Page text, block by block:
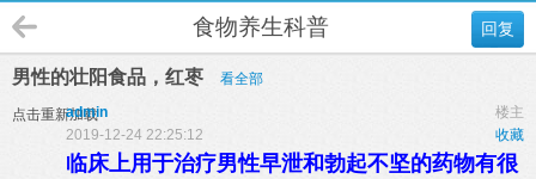
回复
食物养生科普
男性的壮阳食品，红枣 看全部
点击重新加载 楼主
admin
收藏
2019-12-24 22:25:12
临床上用于治疗男性早泄和勃起不坚的药物有很